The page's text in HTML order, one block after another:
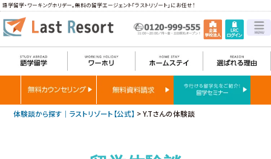
語学留学・ワーキングホリデー。無料の留学エージェント「ラストリゾート」にお任せ！
体験談から探す｜ラストリゾート【公式】 >Y.Tさんの体験談